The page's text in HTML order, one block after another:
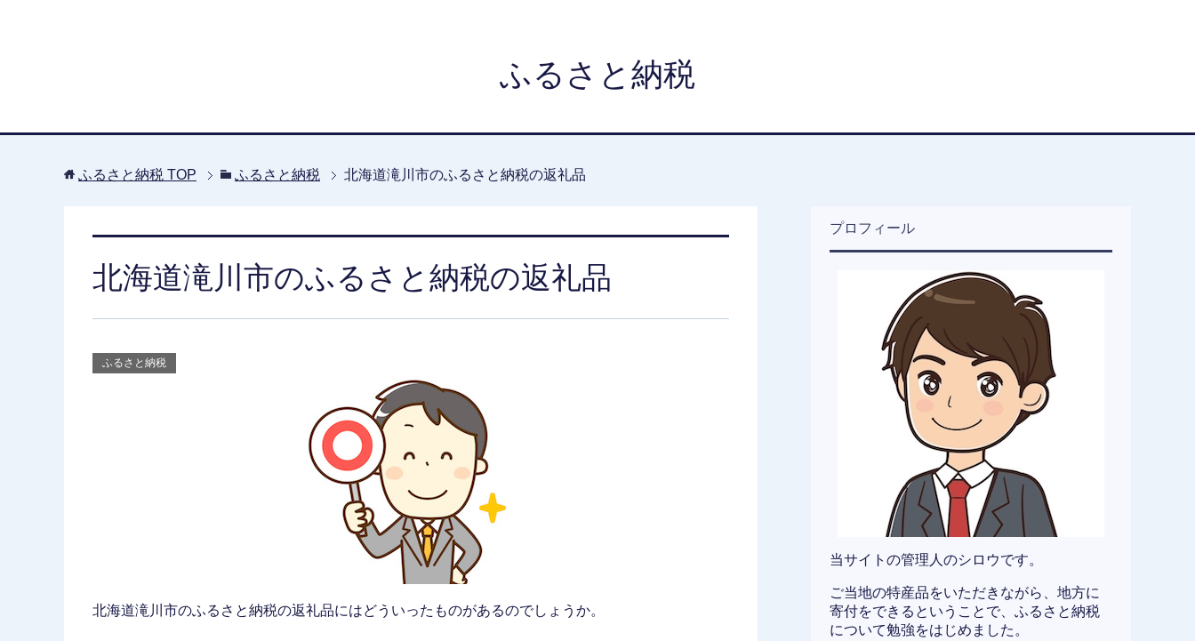
ふるさと納税
ふるさと納税 TOP ふるさと納税 北海道滝川市のふるさと納税の返礼品
北海道滝川市のふるさと納税の返礼品
ふるさと納税
北海道滝川市のふるさと納税の返礼品にはどういったものがあるのでしょうか。
プロフィール
当サイトの管理人のシロウです。
ご当地の特産品をいただきながら、地方に
寄付をできるということで、ふるさと納税
について勉強をはじめました。